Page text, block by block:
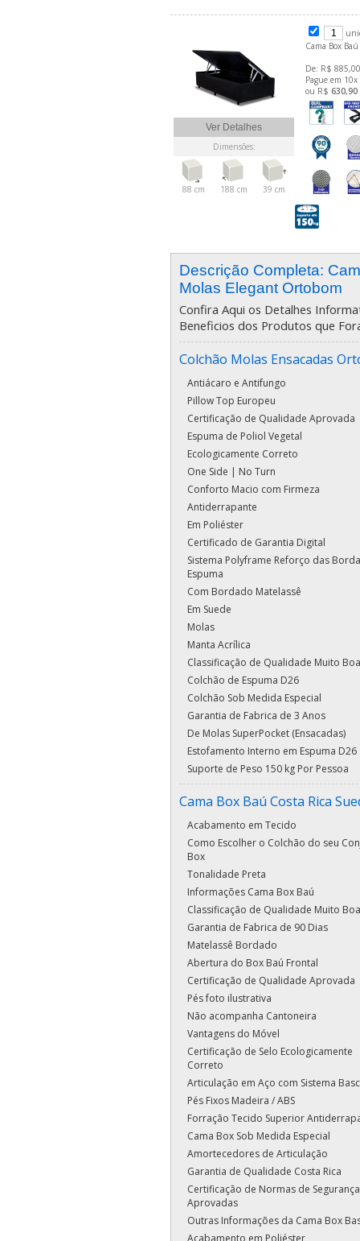
Ver Detalhes
Dimensões:
88 cm 188 cm 39 cm
Cama Box
De: R$
Pague em
ou R$ 630,90
Descrição Completa:
Molas Elegant Ortobom
Confira Aqui os Detalhes
Beneficios dos Produtos que
Colchão Molas Ensacadas
Antiácaro e Antifungo
Pillow Top Europeu
Certificação de Qualidade Aprovada
Espuma de Poliol Vegetal
Ecologicamente Correto
One Side | No Turn
Conforto Macio com Firmeza
Antiderrapante
Em Poliéster
Certificado de Garantia Digital
Sistema Polyframe Reforço das
Espuma
Com Bordado Matelassê
Em Suede
Molas
Manta Acrílica
Classificação de Qualidade Muito Boa
Colchão de Espuma D26
Colchão Sob Medida Especial
Garantia de Fabrica de 3 Anos
De Molas SuperPocket (Ensacadas)
Estofamento Interno em Espuma D26
Suporte de Peso 150 kg Por Pessoa
Cama Box Baú Costa Rica
Acabamento em Tecido
Como Escolher o Colchão do seu
Box
Tonalidade Preta
Informações Cama Box Baú
Classificação de Qualidade Muito Boa
Garantia de Fabrica de 90 Dias
Matelassê Bordado
Abertura do Box Baú Frontal
Certificação de Qualidade Aprovada
Pés foto ilustrativa
Não acompanha Cantoneira
Vantagens do Móvel
Certificação de Selo Ecologicamente
Correto
Articulação em Aço com Sistema
Pés Fixos Madeira / ABS
Forração Tecido Superior
Cama Box Sob Medida Especial
Amortecedores de Articulação
Garantia de Qualidade Costa Rica
Certificação de Normas de Segurança
Aprovadas
Outras Informações da Cama Box
Acabamento em Poliéster